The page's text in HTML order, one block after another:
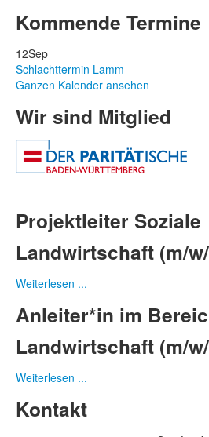
Kommende Termine
12Sep
Schlachttermin Lamm
Ganzen Kalender ansehen
Wir sind Mitglied
Projektleiter Soziale
Landwirtschaft (m/
Weiterlesen ...
Anleiter*in im
Landwirtschaft (m/
Weiterlesen ...
Kontakt